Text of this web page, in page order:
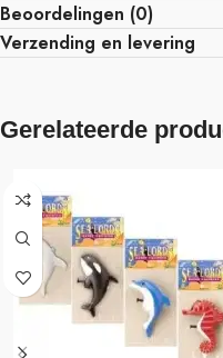
Beoordelingen (0)
Verzending en levering
Gerelateerde